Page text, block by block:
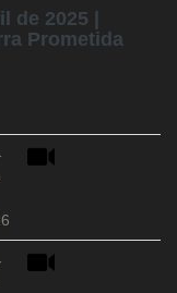
2025 |
Prometida